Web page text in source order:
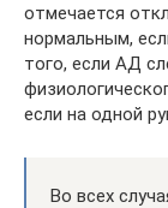
отмечается
нормальным,
того, если АД
если на одной
Во всех